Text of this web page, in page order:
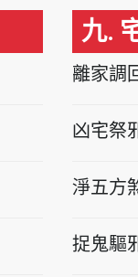
九.
離家調
凶宅祭
淨五方
捉鬼驅